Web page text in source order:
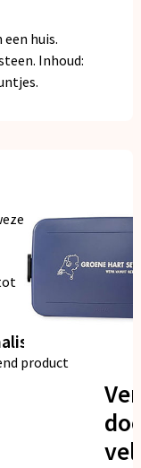
huis.
Inhoud:
kwaliteit
product